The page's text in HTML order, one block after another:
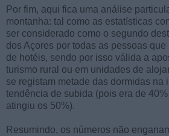
Por fim, aqui fica uma análise
montanha: tal como as estatísticas
ser considerado como o segundo
dos Açores por todas as pessoas
de hotéis, sendo por isso válida a
turismo rural ou em unidades de
se registam metade das dormidas na
tendência de subida (pois era de
atingiu os 50%).
Resumindo, os números não